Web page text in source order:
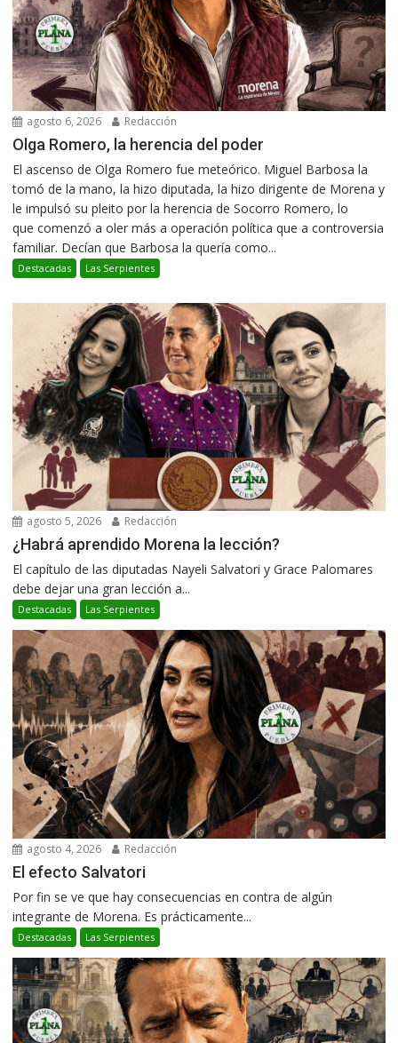
agosto 6, 2026 Redacción
Olga Romero, la herencia del poder
El ascenso de Olga Romero fue meteórico. Miguel Barbosa la
tomó de la mano, la hizo diputada, la hizo dirigente de Morena y
le impulsó su pleito por la herencia de Socorro Romero, lo
que comenzó a oler más a operación política que a controversia
familiar. Decían que Barbosa la quería como...
Destacadas Las Serpientes
agosto 5, 2026 Redacción
¿Habrá aprendido Morena la lección?
El capítulo de las diputadas Nayeli Salvatori y Grace Palomares
debe dejar una gran lección a...
Destacadas Las Serpientes
agosto 4, 2026 Redacción
El efecto Salvatori
Por fin se ve que hay consecuencias en contra de algún
integrante de Morena. Es prácticamente...
Destacadas Las Serpientes